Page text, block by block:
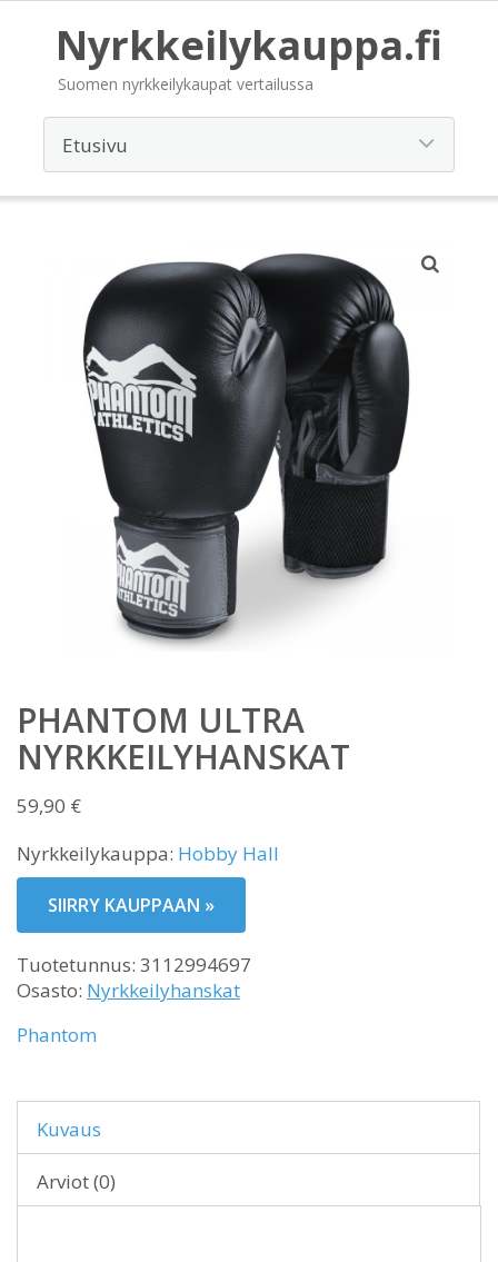
Nyrkkeilykauppa.fi
Suomen nyrkkeilykaupat vertailussa
PHANTOM ULTRA
NYRKKEILYHANSKAT
59,90 €
Nyrkkeilykauppa: Hobby Hall
SIIRRY KAUPPAAN »
Tuotetunnus: 3112994697
Osasto: Nyrkkeilyhanskat
Phantom
Kuvaus
Arviot (0)